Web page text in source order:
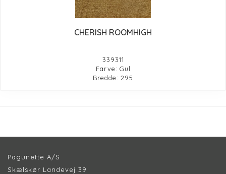
CHERISH ROOMHIGH
339311
Farve: Gul
Bredde: 295
Pagunette A/S
Skælskør Landevej 39